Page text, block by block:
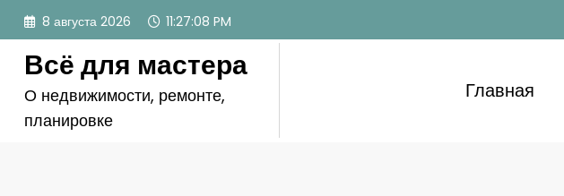
Перейти
содержимому
8 августа 2026 11:27:09 PM
Всё для мастера
О недвижимости, ремонте,
планировке
Главная